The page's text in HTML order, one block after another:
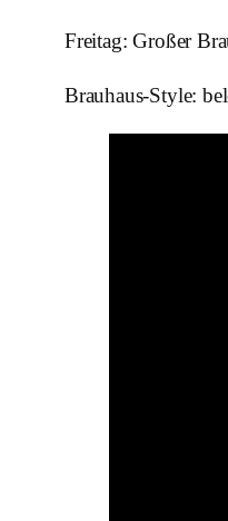
Freitag: Großer
Brauhaus-Style: